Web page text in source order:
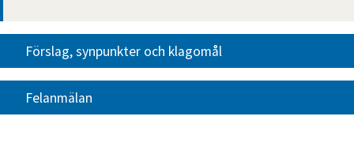
Förslag, synpunkter och klagomål
Felanmälan